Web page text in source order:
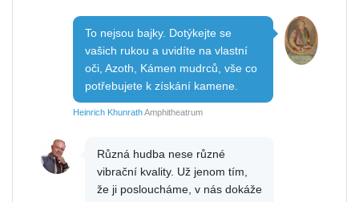
To nejsou bajky. Dotýkejte se
vašich rukou a uvidíte na vlastní
oči, Azoth, Kámen mudrců, vše co
potřebujete k získání kamene.
Heinrich KhunrathAmphitheatrum
Různá hudba nese různé
vibrační kvality. Už jenom tím,
že ji posloucháme, v nás dokáže